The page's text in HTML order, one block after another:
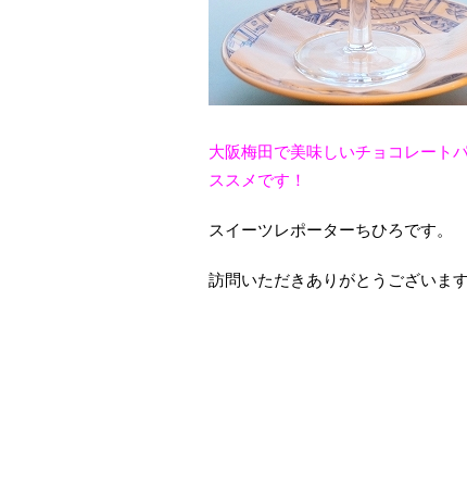
大阪梅田で美味しいチョコレート
ススメです！
スイーツレポーターちひろです。
訪問いただきありがとうございます